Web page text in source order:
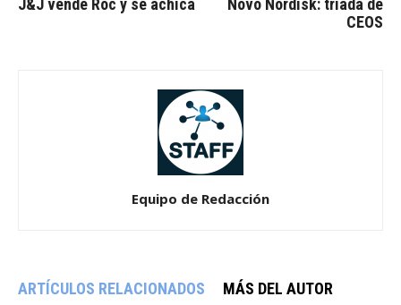
J&J vende Roc y se achica
Novo Nordisk: tríada de
CEOS
Equipo de Redacción
ARTÍCULOS RELACIONADOS MÁS DEL AUTOR